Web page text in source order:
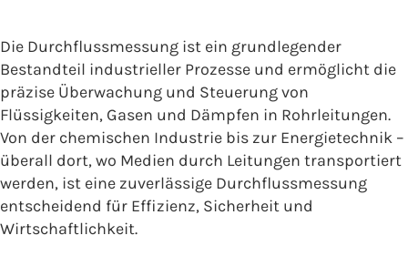
Die Durchflussmessung ist ein grundlegender
Bestandteil industrieller Prozesse und ermöglicht die
präzise Überwachung und Steuerung von
Flüssigkeiten, Gasen und Dämpfen in Rohrleitungen.
Von der chemischen Industrie bis zur Energietechnik –
überall dort, wo Medien durch Leitungen transportiert
werden, ist eine zuverlässige Durchflussmessung
entscheidend für Effizienz, Sicherheit und
Wirtschaftlichkeit.